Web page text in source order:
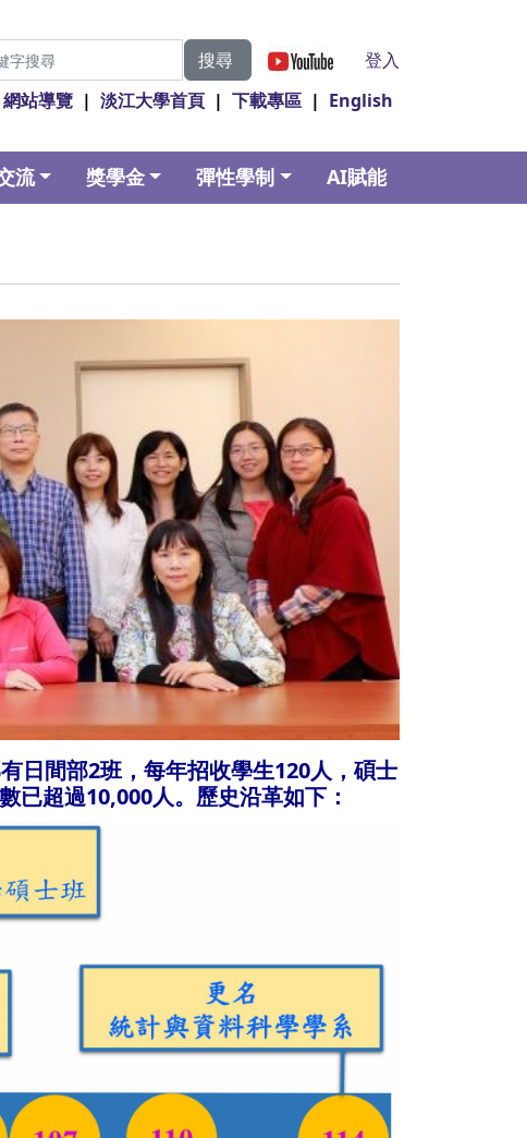
搜尋
登入
網站導覽 | 淡江大學首頁 | 下載專區 | English
流 獎學金 彈性學制 AI賦能
日間部2班，每年招收學生120人，碩士
已超過10,000人。歷史沿革如下：